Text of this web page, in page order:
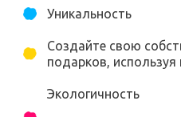
Уникальность
Создайте свою
подарков,
Экологичность